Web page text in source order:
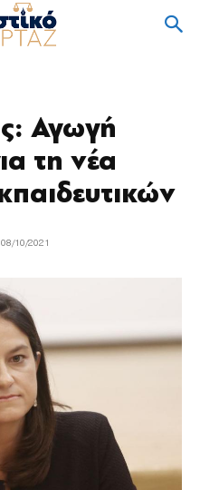
Αγωγή
τη νέα
08/10/2021